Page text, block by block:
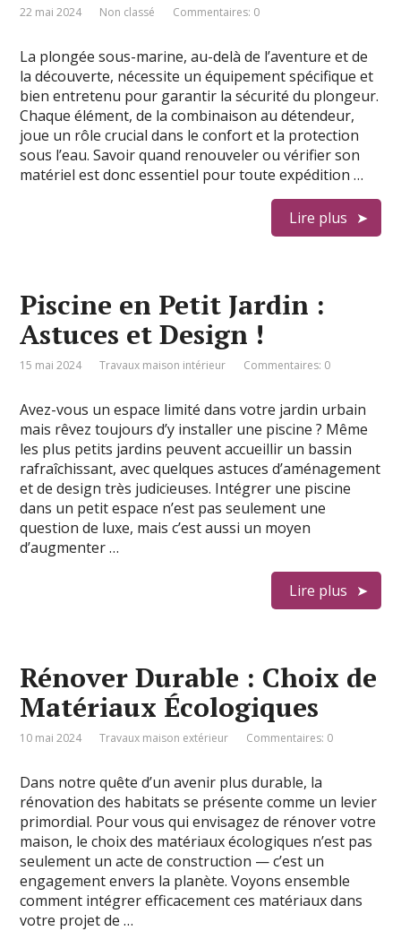
22 mai 2024 Non classé Commentaires: 0
La plongée sous-marine, au-delà de l’aventure et de
la découverte, nécessite un équipement spécifique et
bien entretenu pour garantir la sécurité du plongeur.
Chaque élément, de la combinaison au détendeur,
joue un rôle crucial dans le confort et la protection
sous l’eau. Savoir quand renouveler ou vérifier son
matériel est donc essentiel pour toute expédition …
Lire plus
Piscine en Petit Jardin :
Astuces et Design !
15 mai 2024 Travaux maison intérieur Commentaires: 0
Avez-vous un espace limité dans votre jardin urbain
mais rêvez toujours d’y installer une piscine ? Même
les plus petits jardins peuvent accueillir un bassin
rafraîchissant, avec quelques astuces d’aménagement
et de design très judicieuses. Intégrer une piscine
dans un petit espace n’est pas seulement une
question de luxe, mais c’est aussi un moyen
d’augmenter …
Lire plus
Rénover Durable : Choix de
Matériaux Écologiques
10 mai 2024 Travaux maison extérieur Commentaires: 0
Dans notre quête d’un avenir plus durable, la
rénovation des habitats se présente comme un levier
primordial. Pour vous qui envisagez de rénover votre
maison, le choix des matériaux écologiques n’est pas
seulement un acte de construction — c’est un
engagement envers la planète. Voyons ensemble
comment intégrer efficacement ces matériaux dans
votre projet de …